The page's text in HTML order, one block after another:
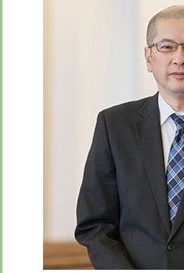
通学用ランドセルについて
follow